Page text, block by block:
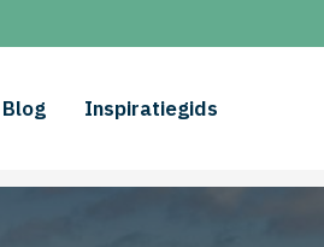
Blog Inspiratiegids